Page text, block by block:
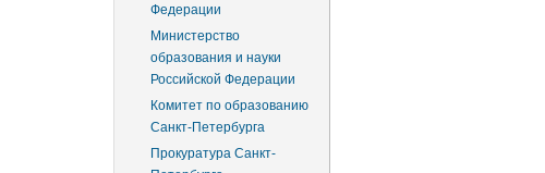
Федерации
Министерство
образования и науки
Российской Федерации
Комитет по образованию
Санкт-Петербурга
Прокуратура Санкт-